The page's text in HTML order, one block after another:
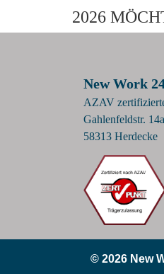
2026
New Work
AZAV
Gahlenfeldstr. 14a
58313 Herdecke
© 2026 New